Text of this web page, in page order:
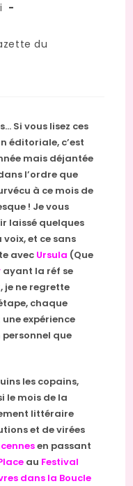
du
Si vous lisez ces
éditoriale, c’est
mais déjantée
l’ordre que
à ce mois de
! Je vous
laissé quelques
et ce sans
avec Ursula (Que
ayant la réf se
je ne regrette
chaque
expérience
que
les copains,
le mois de la
littéraire
et de virées
en passant
au Festival
dans la Boucle